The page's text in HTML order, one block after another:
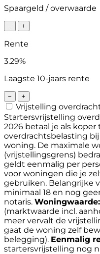
Spaargeld / overwaarde
− +
Rente
3.29%
Laagste 10-jaars rente
− +
Vrijstelling
Startersvrijstelling
2026 betaal je als koper
overdrachtsbelasting
woning. De maximale
(vrijstellingsgrens)
geldt eenmalig per
voor woningen die je
gebruiken. Belangrijke
minimaal 18 en nog
notaris. Woningwaarde:
(marktwaarde incl.
meer vervalt de
gaat de woning zelf
belegging). Eenmalig
startersvrijstelling nog